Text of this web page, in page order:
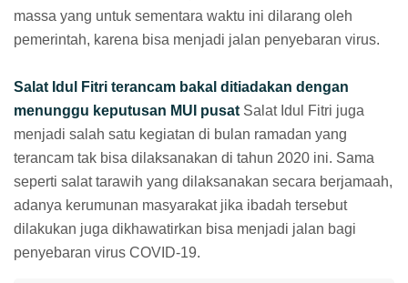
massa yang untuk sementara waktu ini dilarang oleh
pemerintah, karena bisa menjadi jalan penyebaran virus.
Salat Idul Fitri terancam bakal ditiadakan dengan
menunggu keputusan MUI pusat Salat Idul Fitri juga
menjadi salah satu kegiatan di bulan ramadan yang
terancam tak bisa dilaksanakan di tahun 2020 ini. Sama
seperti salat tarawih yang dilaksanakan secara berjamaah,
adanya kerumunan masyarakat jika ibadah tersebut
dilakukan juga dikhawatirkan bisa menjadi jalan bagi
penyebaran virus COVID-19.